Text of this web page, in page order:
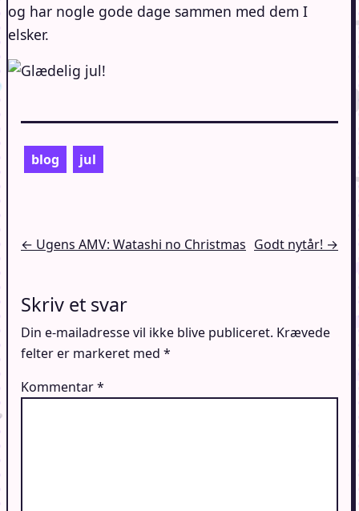
og har nogle gode dage sammen med dem I
elsker.
blog jul
Indlægsnavigation
← Ugens AMV: Watashi no Christmas Godt nytår! →
Skriv et svar
Din e-mailadresse vil ikke blive publiceret. Krævede
felter er markeret med *
Kommentar*